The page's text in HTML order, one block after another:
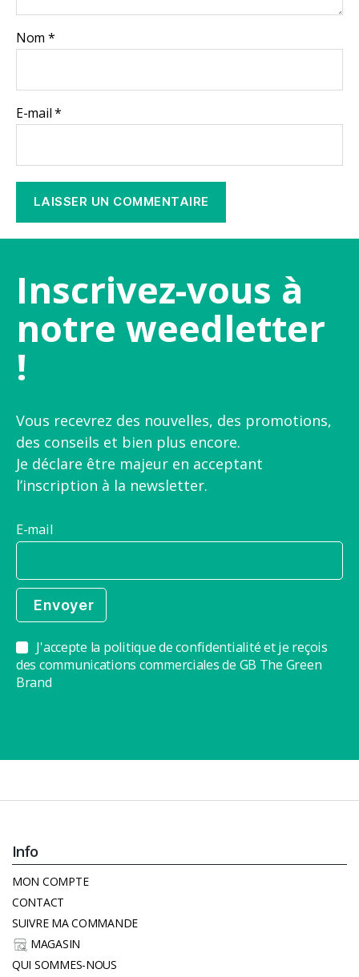
Nom *
E-mail*
Inscrivez-vous à
notre weedletter
!
Vous recevrez des nouvelles, des promotions,
des conseils et bien plus encore.
Je déclare être majeur en acceptant
l’inscription à la newsletter.
E-mail
J'accepte la politique de confidentialité et je reçois
des communications commerciales de GB The Green
Brand
Info
MON COMPTE
CONTACT
SUIVRE MA COMMANDE
MAGASIN
QUI SOMMES-NOUS